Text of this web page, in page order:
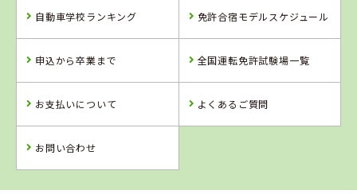
自動車学校ランキング 免許合宿モデルスケジュール
申込から卒業まで 全国運転免許試験場一覧
お支払いについて よくあるご質問
お問い合わせ